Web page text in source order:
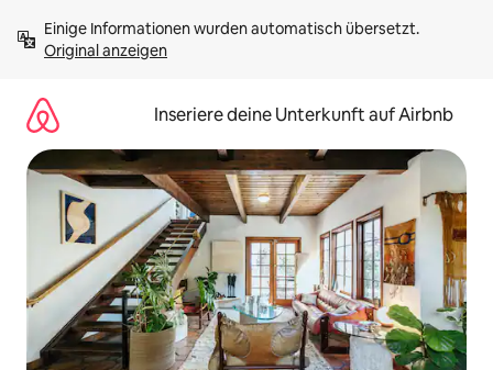
Inhalten
springenOriginal anzeigen
Inseriere deine Unterkunft auf Airbnb